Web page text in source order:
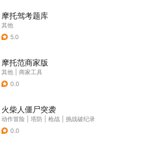
摩托驾考题库
其他
5.0
摩托范商家版
其他
商家工具
0.0
火柴人僵尸突袭
动作冒险 塔防 枪战
挑战破纪录
0.0